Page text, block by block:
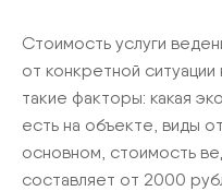
Стоимость услуги
от конкретной
такие факторы: какая
есть на объекте, виды
основном, стоимость
составляет от 2000